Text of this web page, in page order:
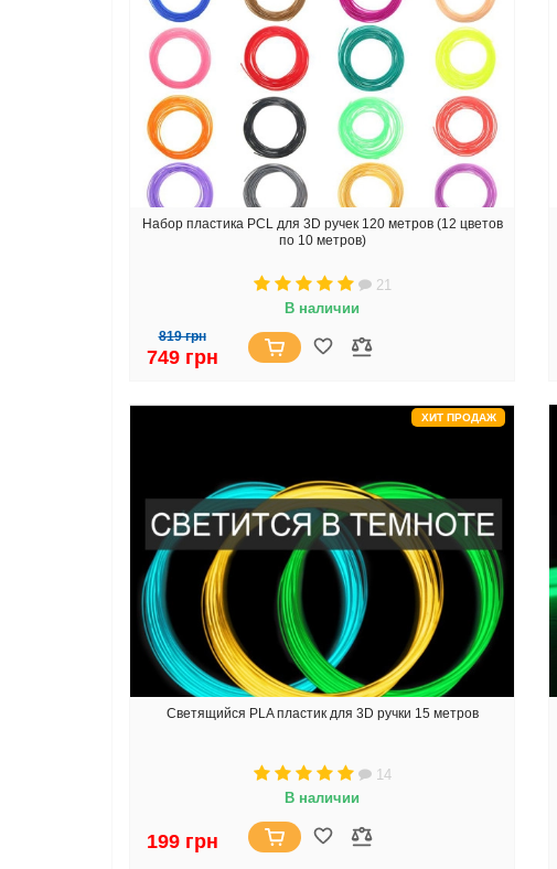
Набор пластика PCL для 3D ручек 120 метров (12 цветов
по 10 метров)
21
В наличии
819 грн
749 грн
ХИТ ПРОДАЖ
Светящийся PLA пластик для 3D ручки 15 метров
14
В наличии
199 грн